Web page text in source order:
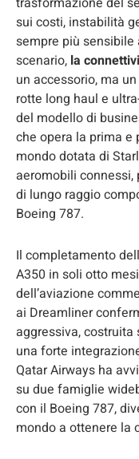
sui costi, instabilità
sempre più
scenario, la
un accessorio, ma
rotte long haul e
del modello di
che opera la prima
mondo dotata di
aeromobili
di lungo raggio
Boeing 787.
Il completamento
A350 in soli otto
dell’aviazione
ai Dreamliner
aggressiva,
una forte
Qatar Airways ha
su due famiglie
con il Boeing 787,
mondo a ottenere la